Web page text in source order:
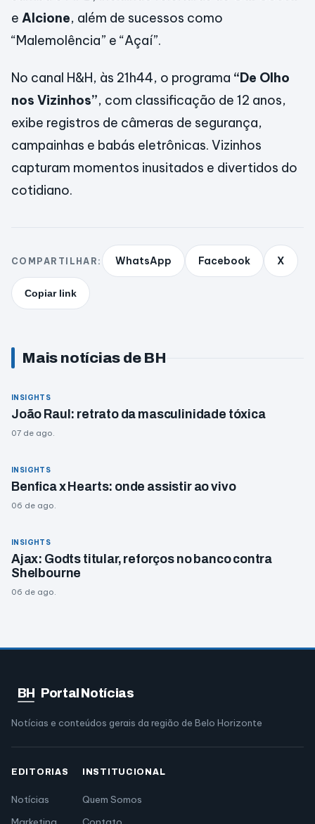
e Alcione, além de sucessos como
“Malemolência” e “Açaí”.
No canal H&H, às 21h44, o programa “De Olho
nos Vizinhos”, com classificação de 12 anos,
exibe registros de câmeras de segurança,
campainhas e babás eletrônicas. Vizinhos
capturam momentos inusitados e divertidos do
cotidiano.
COMPARTILHAR: WhatsApp Facebook X
Copiar link
Mais notícias de BH
INSIGHTS
João Raul: retrato da masculinidade tóxica
07 de ago.
INSIGHTS
Benfica x Hearts: onde assistir ao vivo
06 de ago.
INSIGHTS
Ajax: Godts titular, reforços no banco contra
Shelbourne
06 de ago.
BH Portal Notícias
Notícias e conteúdos gerais da região de Belo Horizonte
EDITORIAS
Notícias
INSTITUCIONAL
Quem Somos